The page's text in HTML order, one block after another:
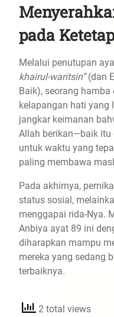
pada
​Melalui penutupan
khairul-waritsin”(dan
Baik), seorang
kelapangan hati yang
jangkar keimanan
Allah berikan—baik itu
untuk waktu yang
paling membawa
​Pada akhirnya,
status sosial,
menggapai rida-Nya.
Anbiya ayat 89 ini
diharapkan mampu
mereka yang sedang
terbaiknya.
2 total views